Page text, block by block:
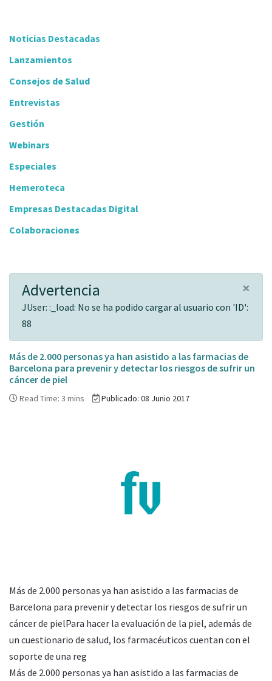
Noticias Destacadas
Lanzamientos
Consejos de Salud
Entrevistas
Gestión
Webinars
Especiales
Hemeroteca
Empresas Destacadas Digital
Colaboraciones
×
Advertencia
JUser: :_load: No se ha podido cargar al usuario con 'ID':
88
Más de 2.000 personas ya han asistido a las farmacias de
Barcelona para prevenir y detectar los riesgos de sufrir un
cáncer de piel
Read Time: 3 mins Publicado: 08 Junio 2017
Más de 2.000 personas ya han asistido a las farmacias de
Barcelona para prevenir y detectar los riesgos de sufrir un
cáncer de pielPara hacer la evaluación de la piel, además de
un cuestionario de salud, los farmacéuticos cuentan con el
soporte de una reg
Más de 2.000 personas ya han asistido a las farmacias de